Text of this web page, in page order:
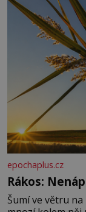
epochaplus.cz
Rákos:
Šumí ve větru